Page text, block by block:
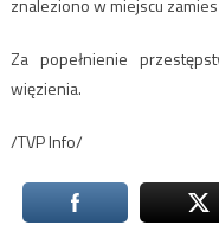
znaleziono w miejscu
Za popełnienie
więzienia.
/TVP Info/